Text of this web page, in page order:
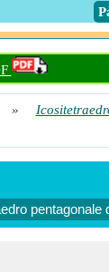
dato il raggio
dato il raggio
dato il volume
»
pentagonale